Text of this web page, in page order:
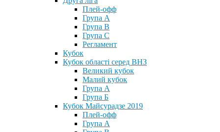
Плей-офф
Група А
Група В
Група С
Регламент
Кубок
Кубок області серед ВНЗ
Великий кубок
Малий кубок
Група А
Група Б
Кубок Майсурадзе 2019
Плей-офф
Група А